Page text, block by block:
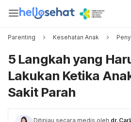
Parenting Kesehatan Anak
5 Langkah yang
Lakukan Ketika
Sakit Parah
Ditinjau secara medis oleh dr.